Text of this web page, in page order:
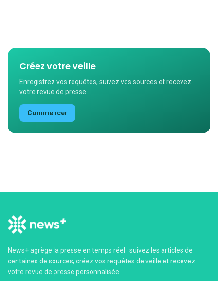
Créez votre veille
Enregistrez vos requêtes, suivez vos sources et recevez
votre revue de presse.
Commencer
News+ agrège la presse en temps réel : suivez les articles de
centaines de sources, créez vos requêtes de veille et recevez
votre revue de presse personnalisée.